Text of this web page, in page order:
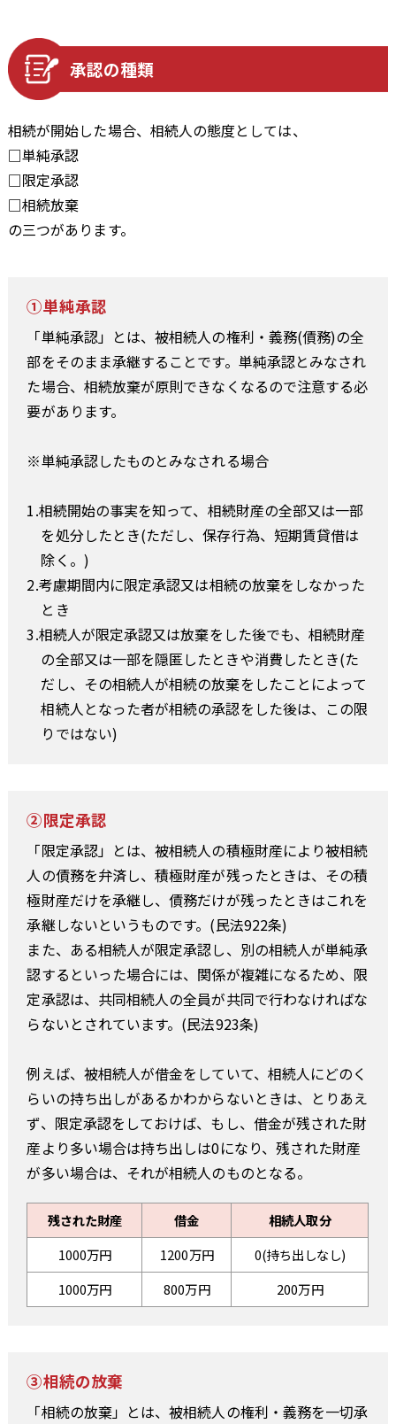
承認の種類
相続が開始した場合、相続人の態度としては、
□単純承認
□限定承認
□相続放棄
の三つがあります。
①単純承認
「単純承認」とは、被相続人の権利・義務(債務)の全
部をそのまま承継することです。単純承認とみなされ
た場合、相続放棄が原則できなくなるので注意する必
要があります。
※単純承認したものとみなされる場合
1.相続開始の事実を知って、相続財産の全部又は一部
を処分したとき(ただし、保存行為、短期賃貸借は
除く。)
2.考慮期間内に限定承認又は相続の放棄をしなかった
とき
3.相続人が限定承認又は放棄をした後でも、相続財産
の全部又は一部を隠匿したときや消費したとき(た
だし、その相続人が相続の放棄をしたことによって
相続人となった者が相続の承認をした後は、この限
りではない)
②限定承認
「限定承認」とは、被相続人の積極財産により被相続
人の債務を弁済し、積極財産が残ったときは、その積
極財産だけを承継し、債務だけが残ったときはこれを
承継しないというものです。(民法922条)
また、ある相続人が限定承認し、別の相続人が単純承
認するといった場合には、関係が複雑になるため、限
定承認は、共同相続人の全員が共同で行わなければな
らないとされています。(民法923条)
例えば、被相続人が借金をしていて、相続人にどのく
らいの持ち出しがあるかわからないときは、とりあえ
ず、限定承認をしておけば、もし、借金が残された財
産より多い場合は持ち出しは0になり、残された財産
が多い場合は、それが相続人のものとなる。
残された財産 借金
相続人取分
1000万円
1200万円
0(持ち出しなし)
1000万円
800万円 200万円
③相続の放棄
「相続の放棄」とは、被相続人の権利・義務を一切承